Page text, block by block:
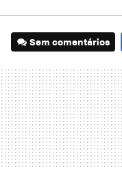
Sem comentários